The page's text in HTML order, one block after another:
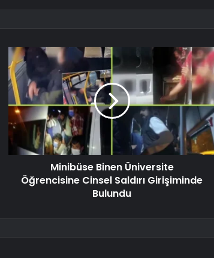
Minibüse Binen Üniversite
Öğrencisine Cinsel Saldırı Girişiminde
Bulundu